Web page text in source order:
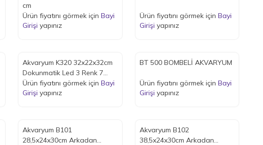
cm
Ürün fiyatını görmek için Bayi
Girişi yapınız
Ürün fiyatını görmek için Bayi
Girişi yapınız
Akvaryum K320 32x22x32cm
Dokunmatik Led 3 Renk 7
Mod
Ürün fiyatını görmek için Bayi
Girişi yapınız
BT 500 BOMBELİ AKVARYUM
Ürün fiyatını görmek için Bayi
Girişi yapınız
Akvaryum B101
28,5x24x30cm Arkadan
Akvaryum B102
38,5x24x30cm Arkadan